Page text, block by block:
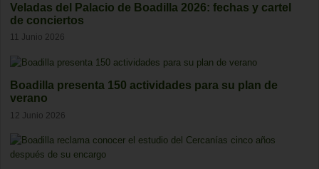
Veladas del Palacio de Boadilla 2026: fechas y cartel
de conciertos
11 Junio 2026
Boadilla presenta 150 actividades para su plan de
verano
12 Junio 2026